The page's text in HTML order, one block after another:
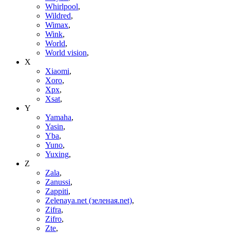
Whirlpool,
Wildred,
Wimax,
Wink,
World,
World vision,
X
Xiaomi,
Xoro,
Xpx,
Xsat,
Y
Yamaha,
Yasin,
Yba,
Yuno,
Yuxing,
Z
Zala,
Zanussi,
Zappiti,
Zelenaya.net (зеленая.net),
Zifra,
Zifro,
Zte,